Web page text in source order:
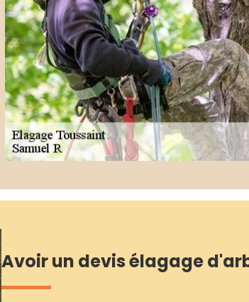
Avoir un devis élagage